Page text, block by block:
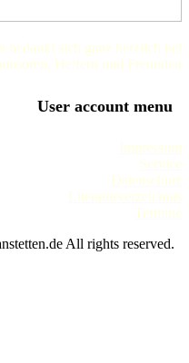
bedankt sich ganz herzlich bei
Helfern und Freunden
User account menu
Impressum
Service
Datenschutz
Literaturverzeichnis
Termine
All rights reserved.